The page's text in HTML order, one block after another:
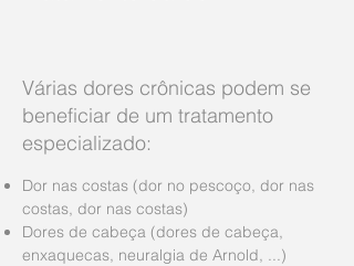
Várias dores crônicas podem se
beneficiar de um tratamento
especializado:
Dor nas costas (dor no pescoço, dor nas
costas, dor nas costas)
Dores de cabeça (dores de cabeça,
enxaquecas, neuralgia de Arnold, ...)